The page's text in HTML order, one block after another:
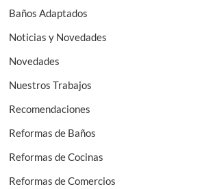
Baños Adaptados
Noticias y Novedades
Novedades
Nuestros Trabajos
Recomendaciones
Reformas de Baños
Reformas de Cocinas
Reformas de Comercios